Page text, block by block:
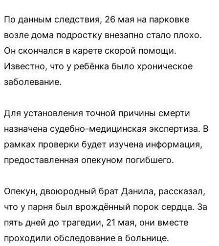
По данным следствия, 26 мая на парковке
возле дома подростку внезапно стало плохо.
Он скончался в карете скорой помощи.
Известно, что у ребёнка было хроническое
заболевание.
Для установления точной причины смерти
назначена судебно-медицинская экспертиза. В
рамках проверки будет изучена информация,
предоставленная опекуном погибшего.
Опекун, двоюродный брат Данила, рассказал,
что у парня был врождённый порок сердца. За
пять дней до трагедии, 21 мая, они вместе
проходили обследование в больнице.